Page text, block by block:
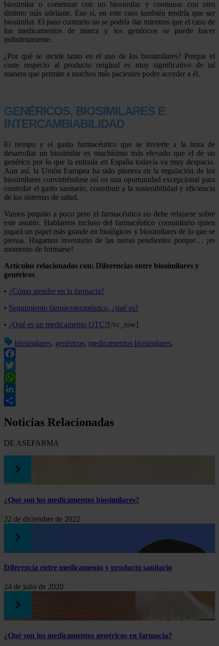
biosimilar o comenzar con un biosimilar y continuar con otro
distinto más adelante. Eso sí, en este caso también tendría que ser
biosimilar. El paso contrario no se podría dar mientras que el caso de
los medicamentos de marca y los genéricos se puede hacer
indistintamente.
¿Por qué se incide tanto en el uso de los biosimilares? Porque el
coste respecto al producto original es muy significativo de tal
manera que permite a muchos más pacientes poder acceder a él.
GENÉRICOS, BIOSIMILARES E
INTERCAMBIABILIDAD
El tiempo y el gasto farmacéutico que se invierte a la hora de
desarrollar un biosimilar es muchísimo más elevado que el de un
genérico por lo que la entrada en España todavía va muy despacio.
Aun así, la Unión Europea ha sido pionera en la regulación de los
biosimilares convirtiéndose así en una oportunidad excepcional para
controlar el gasto sanitario, contribuir a la sostenibilidad y eficiencia
de los sistemas de salud.
Vamos poquito a poco pero el farmacéutico no debe relajarse sobre
este asunto. Hablamos incluso del farmacéutico comunitario quien
jugará un papel más grande en biológicos y biosimilares de lo que se
piensa. Hagamos inventario de las tareas pendientes porque… ¡es
momento de formarse!
Artículos relacionados con: Diferencias entre biosimilares y
genéricos
• ¿Cómo atender en la farmacia?
• Seguimiento farmacoterapéutico, ¿qué es?
• ¿Qué es un medicamento OTC?[/vc_row]
biosimilares, genéricos, medicamentos biosimilares,
Facebook
Twitter
WhatsApp
LinkedIn
Noticias Relacionadas
DE ASEFARMA
¿Qué son los medicamentos biosimilares?
22 de diciembre de 2022
Diferencia entre medicamento y producto sanitario
24 de julio de 2020
¿Qué son los medicamentos genéricos en farmacia?